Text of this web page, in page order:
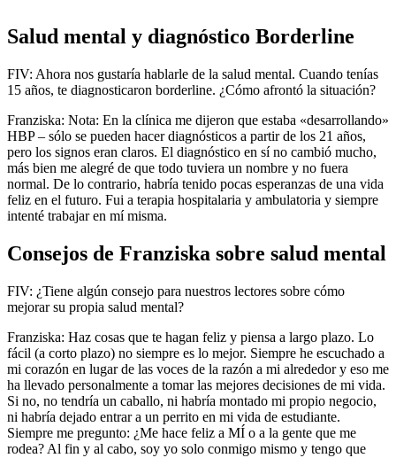
Salud mental y diagnóstico Borderline
FIV: Ahora nos gustaría hablarle de la salud mental. Cuando tenías
15 años, te diagnosticaron borderline. ¿Cómo afrontó la situación?
Franziska: Nota: En la clínica me dijeron que estaba «desarrollando»
HBP – sólo se pueden hacer diagnósticos a partir de los 21 años,
pero los signos eran claros. El diagnóstico en sí no cambió mucho,
más bien me alegré de que todo tuviera un nombre y no fuera
normal. De lo contrario, habría tenido pocas esperanzas de una vida
feliz en el futuro. Fui a terapia hospitalaria y ambulatoria y siempre
intenté trabajar en mí misma.
Consejos de Franziska sobre salud mental
FIV: ¿Tiene algún consejo para nuestros lectores sobre cómo
mejorar su propia salud mental?
Franziska: Haz cosas que te hagan feliz y piensa a largo plazo. Lo
fácil (a corto plazo) no siempre es lo mejor. Siempre he escuchado a
mi corazón en lugar de las voces de la razón a mi alrededor y eso me
ha llevado personalmente a tomar las mejores decisiones de mi vida.
Si no, no tendría un caballo, ni habría montado mi propio negocio,
ni habría dejado entrar a un perrito en mi vida de estudiante.
Siempre me pregunto: ¿Me hace feliz a MÍ o a la gente que me
rodea? Al fin y al cabo, soy yo solo conmigo mismo y tengo que